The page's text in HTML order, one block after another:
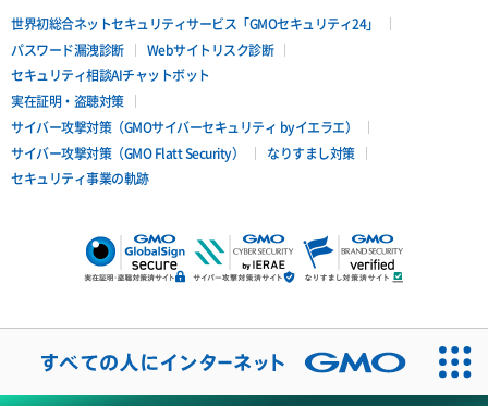
世界初総合ネットセキュリティサービス「GMOセキュリティ24」
パスワード漏洩診断
Webサイトリスク診断
セキュリティ相談AIチャットボット
実在証明・盗聴対策
サイバー攻撃対策（GMOサイバーセキュリティ byイエラエ）
サイバー攻撃対策（GMO Flatt Security）
なりすまし対策
セキュリティ事業の軌跡